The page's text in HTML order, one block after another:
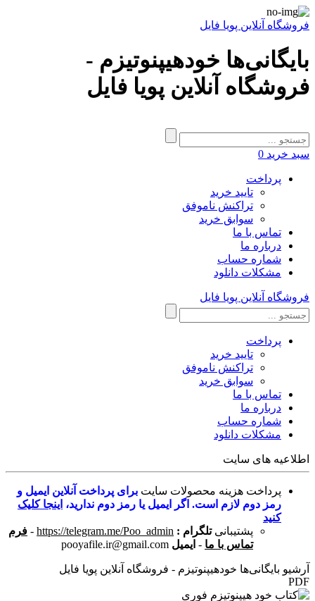
فروشگاه آنلاین پویا فایل
بایگانی‌ها خودهیپنوتیزم -
فروشگاه آنلاین پویا فایل
سبد خرید 0
پرداخت
تایید خرید
تراکنش ناموفق
سوابق خرید
تماس با ما
درباره ما
شماره حساب
مشکلات دانلود
فروشگاه آنلاین پویا فایل
پرداخت
تایید خرید
تراکنش ناموفق
سوابق خرید
تماس با ما
درباره ما
شماره حساب
مشکلات دانلود
اطلاعیه های سایت
پرداخت هزینه محصولات سایت برای پرداخت آنلاین ایمیل و
رمز دوم لازم است. اگر ایمیل یا رمز دوم ندارید، اینجا کلیک
کنید
پشتیبانی تلگرام : https://telegram.me/Poo_admin
- فرم
تماس با ما - ایمیل pooyafile.ir@gmail.com
آرشیو بایگانی‌ها خودهیپنوتیزم - فروشگاه آنلاین پویا فایل
PDF